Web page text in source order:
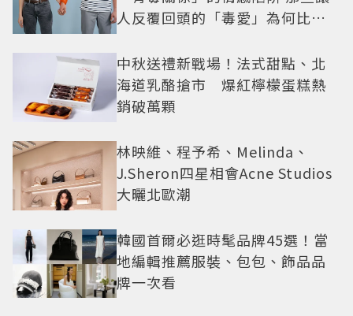
人反覆回頭的「毒愛」為何比菸
中秋送禮新戰場！法式甜點、北
海道乳酪搶市 爆紅檸檬蛋糕熱
銷破萬顆
林映維、程予希、Melinda、
J.Sheron四星相會Acne Studios
大曬北歐潮
韓國首爾必逛時髦品牌45選！當
地編輯推薦服裝、包包、飾品品
牌一次看